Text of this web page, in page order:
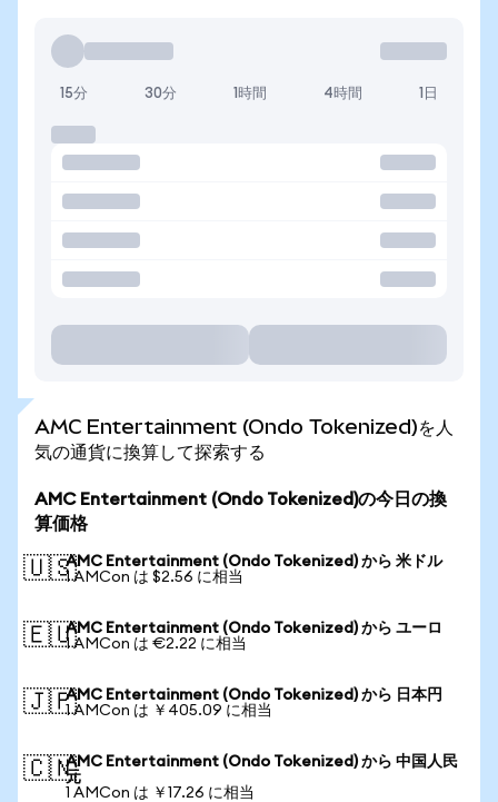
15分 30分 1時間 4時間 1日
AMC Entertainment (Ondo Tokenized)を人
気の通貨に換算して探索する
AMC Entertainment (Ondo Tokenized)の今日の換
算価格
🇺🇸AMC Entertainment (Ondo Tokenized) から 米ドル
1 AMCon は $2.56 に相当
🇪🇺AMC Entertainment (Ondo Tokenized) から ユーロ
1 AMCon は €2.22 に相当
🇯🇵AMC Entertainment (Ondo Tokenized) から 日本円
1 AMCon は ￥405.09 に相当
🇨🇳AMC Entertainment (Ondo Tokenized) から 中国人民
元
1 AMCon は ￥17.26 に相当